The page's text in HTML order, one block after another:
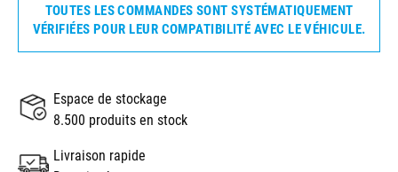
TOUTES LES COMMANDES SONT SYSTÉMATIQUEMENT
VÉRIFIÉES POUR LEUR COMPATIBILITÉ AVEC LE VÉHICULE.
Espace de stockage
8.500 produits en stock
Livraison rapide